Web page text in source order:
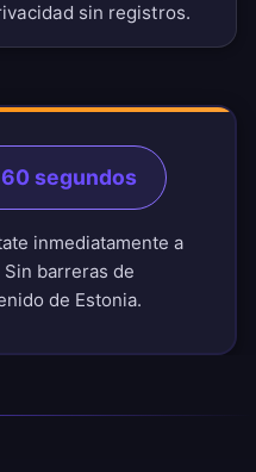
sin registros.
60 segundos
inmediatamente a
barreras de
de Estonia.